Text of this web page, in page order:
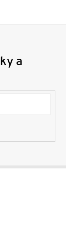
a